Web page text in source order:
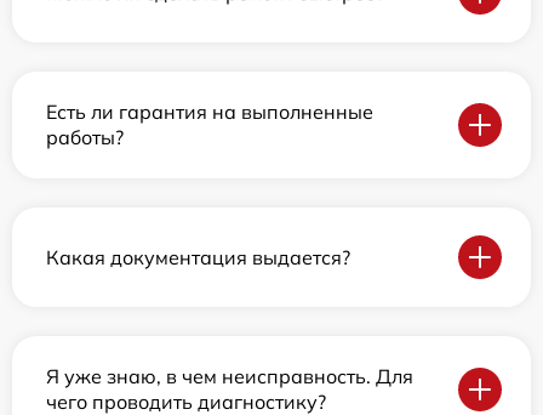
Есть ли гарантия на выполненные
работы?
Какая документация выдается?
Я уже знаю, в чем неисправность. Для
чего проводить диагностику?